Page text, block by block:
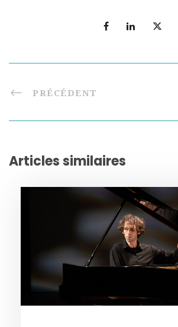
PRÉCÉDENT
Articles similaires